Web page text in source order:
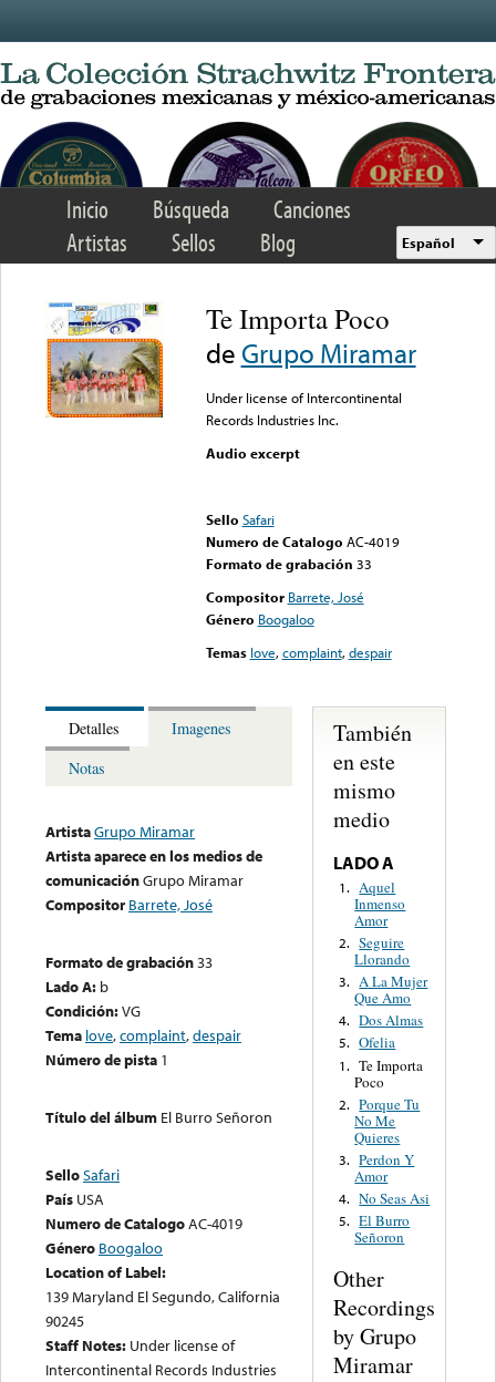
Inicio Búsqueda
Canciones
Artistas
Sellos Blog Español
Te Importa Poco
de Grupo Miramar
Under license of Intercontinental
Records Industries Inc.
Audio excerpt
Sello Safari
Numero de Catalogo AC-4019
Formato de grabación 33
Compositor Barrete, José
Género Boogaloo
Temas love,complaint,despair
Detalles
Imagenes
Notas
ArtistaGrupo Miramar
Artista aparece en los medios de
comunicaciónGrupo Miramar
Compositor Barrete, José
Formato de grabación33
Lado A: b
Condición:VG
Tema love,complaint,despair
Número de pista 1
Título del álbum El Burro Señoron
SelloSafari
País USA
Numero de CatalogoAC-4019
Género Boogaloo
Location of Label:
139 Maryland El Segundo, California
90245
Staff Notes: Under license of
Intercontinental Records Industries
También
en este
mismo
medio
LADO A
1. Aquel
Inmenso
Amor
2. Seguire
Llorando
3. A La Mujer
Que Amo
4. Dos Almas
5. Ofelia
1. Te Importa
Poco
2. Porque Tu
No Me
Quieres
3. Perdon Y
Amor
4. No Seas Asi
5. El Burro
Señoron
Other
Recordings
by Grupo
Miramar